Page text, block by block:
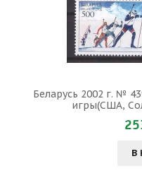
Беларусь 2002 г. №
игры(США,
В